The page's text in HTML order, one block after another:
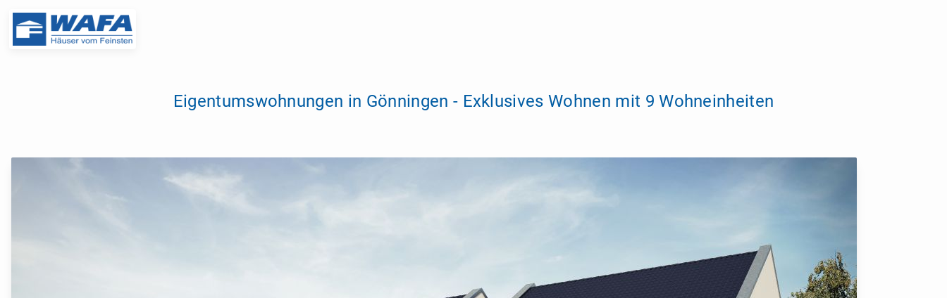
Eigentumswohnungen in Gönningen - Exklusives Wohnen mit 9 Wohneinheiten